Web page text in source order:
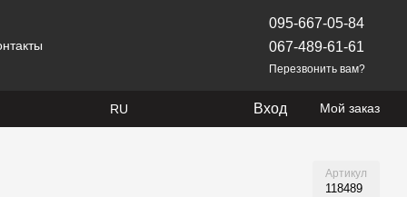
095-667-05-84
067-489-61-61
Перезвонить вам?
RU Вход Мой заказ
Артикул
118489